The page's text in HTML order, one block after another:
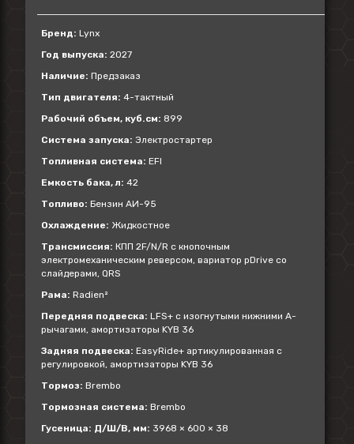
Бренд: Lynx
Год выпуска: 2027
Наличие: Предзаказ
Тип двигателя: 4-тактный
Рабочий объем, куб.см: 899
Система запуска: Электростартер
Топливная система: EFI
Емкость бака, л: 42
Топливо: Бензин АИ-95
Охлаждение: Жидкостное
Трансмиссия: КПП 2F/N/R с кнопочным
электромеханическим реверсом, вариатор pDrive со
слайдерами, QRS
Рама: Radien²
Передняя подвеска: LFS+ с изогнутыми нижними А-
рычагами, амортизаторы KYB 36
Задняя подвеска: EasyRide+ артикулированная с
регулировкой, амортизаторы KYB 36
Тормоз: Brembo
Тормозная система: Brembo
Гусеница: Д/Ш/В, мм: 3968 × 600 × 38